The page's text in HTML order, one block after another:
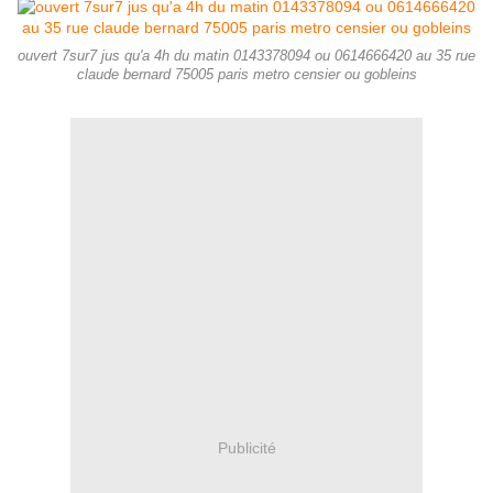
ouvert 7sur7 jus qu'a 4h du matin 0143378094 ou 0614666420 au 35 rue
claude bernard 75005 paris metro censier ou gobleins
Publicité